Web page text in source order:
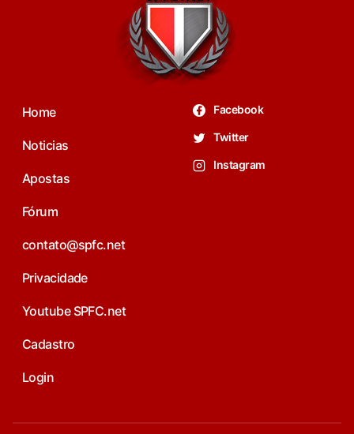
Home
Noticias
Apostas
Fórum
contato@spfc.net
Privacidade
Youtube SPFC.net
Cadastro
Login
Facebook
Twitter
Instagram